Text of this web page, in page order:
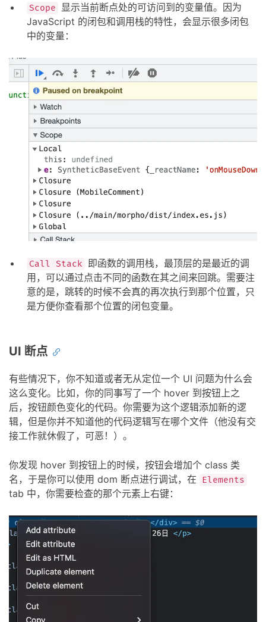
Scope
显示当前断点处的可访问到的变量值。因为
JavaScript 的闭包和调用栈的特性，会显示很多闭包
中的变量：
Call Stack
即函数的调用栈，最顶层的是最近的调
用，可以通过点击不同的函数在其之间来回跳。需要注
意的是，跳转的时候不会真的再次执行到那个位置，只
是方便你查看那个位置的闭包变量。
UI 断点
有些情况下，你不知道或者无从定位一个 UI 问题为什么会
这么变化。比如，你的同事写了一个 hover 到按钮上之
后，按钮颜色变化的代码。你需要为这个逻辑添加新的逻
辑，但是你并不知道他的代码逻辑写在哪个文件（他没有交
接工作就休假了，可恶！）。
你发现 hover 到按钮上的时候，按钮会增加个 class 类
名，于是你可以使用 dom 断点进行调试，在
Elements
tab 中，你需要检查的那个元素上右键：